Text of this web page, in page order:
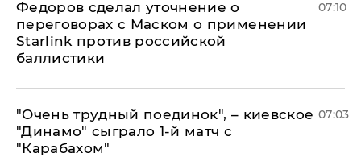
Федоров сделал уточнение о
переговорах с Маском о применении
Starlink против российской
баллистики
07:10
"Очень трудный поединок", – киевское
"Динамо" сыграло 1-й матч с
"Карабахом"
07:03